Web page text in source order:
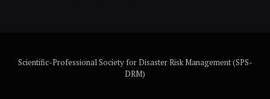
Scientific-Professional Society for Disaster Risk Management (SPS-
DRM)